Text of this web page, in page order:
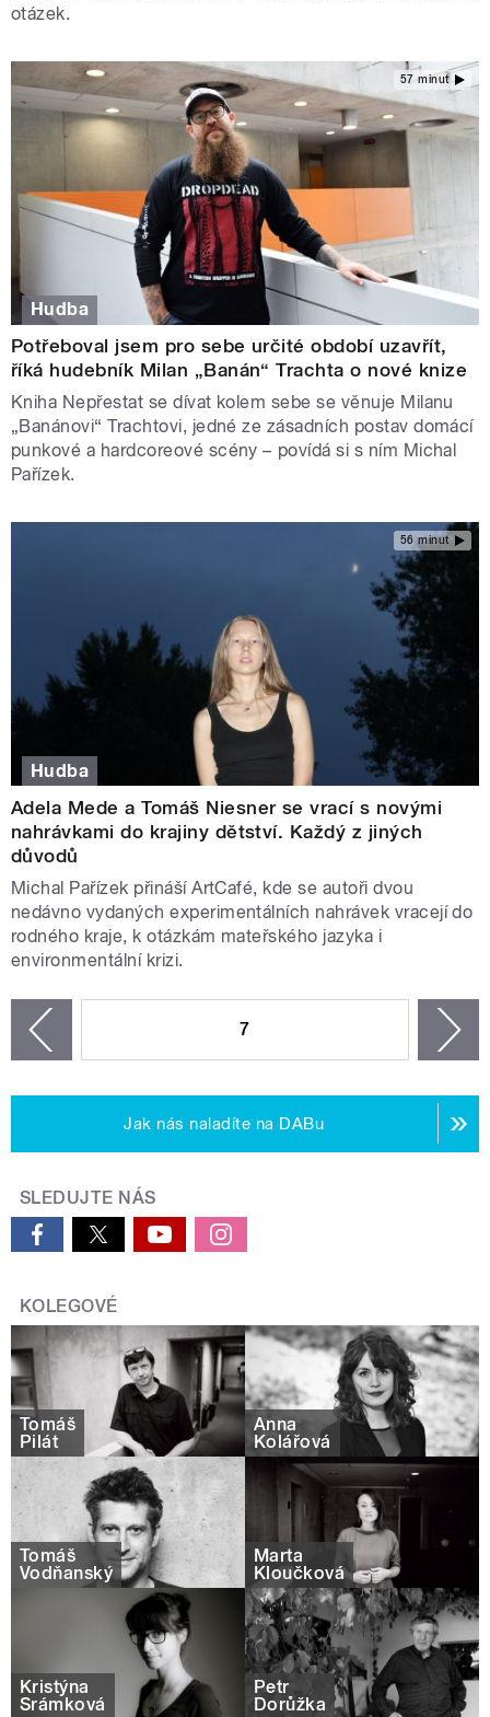
otázek.
57 minut
Hudba
Potřeboval jsem pro sebe určité období uzavřít,
říká hudebník Milan „Banán“ Trachta o nové knize
Kniha Nepřestat se dívat kolem sebe se věnuje Milanu
„Banánovi“ Trachtovi, jedné ze zásadních postav domácí
punkové a hardcoreové scény –⁠ povídá si s ním Michal
Pařízek.
56 minut
Hudba
Adela Mede a Tomáš Niesner se vrací s novými
nahrávkami do krajiny dětství. Každý z jiných
důvodů
Michal Pařízek přináší ArtCafé, kde se autoři dvou
nedávno vydaných experimentálních nahrávek vracejí do
rodného kraje, k otázkám mateřského jazyka i
environmentální krizi.
7
Jak nás naladíte na DABu
SLEDUJTE NÁS
KOLEGOVÉ
Tomáš
Pilát
Anna
Kolářová
Tomáš
Vodňanský
Marta
Kloučková
Kristýna
Šrámková
Petr
Dorůžka